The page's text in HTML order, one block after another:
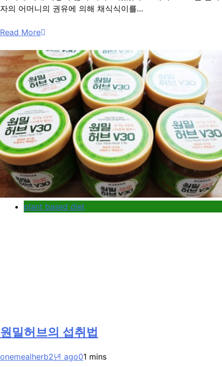
자의 어머니의 권유에 의해 채식식이를…
Read More
plant based diet
원밀허브의 섭취법
onemealherb2년 ago01 mins